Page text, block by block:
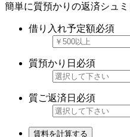
簡単に質預かりの返済シュ
借り入れ予定額必須
質預かり日 必須
質ご返済日 必須
賃料を計算する